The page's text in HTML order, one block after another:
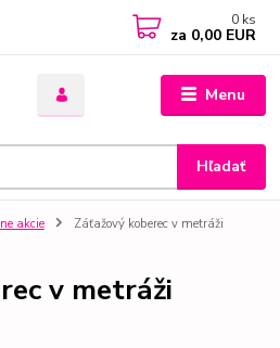
Menu
Hľadať
0 ks
za 0,00 EUR
akcie
Záťažový koberec v metráži
v metráži